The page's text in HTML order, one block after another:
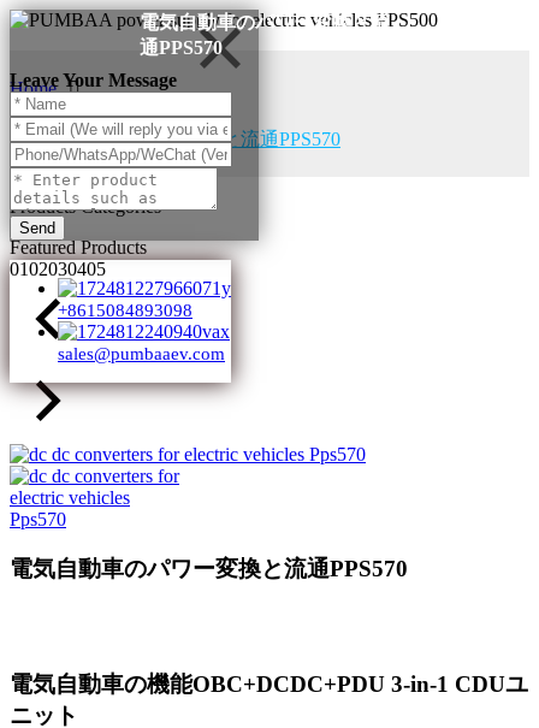
Leave Your Message
Send
+8615084893098
sales@pumbaaev.com
電気自動車のパワー変換と流
通PPS570
Home
Products
電気自動車のパワー変換と流通PPS570
Products Categories
Featured Products
0102030405
電気自動車のパワー変換と流通PPS570
電気自動車の機能OBC+DCDC+PDU 3-in-1 CDUユ
ニット